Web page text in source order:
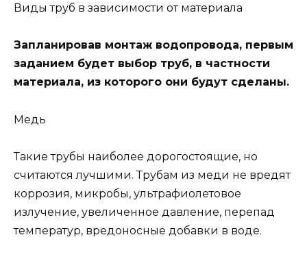
Виды труб в зависимости от материала
Запланировав монтаж водопровода, первым
заданием будет выбор труб, в частности
материала, из которого они будут сделаны.
Медь
Такие трубы наиболее дорогостоящие, но
считаются лучшими. Трубам из меди не вредят
коррозия, микробы, ультрафиолетовое
излучение, увеличенное давление, перепад
температур, вредоносные добавки в воде.